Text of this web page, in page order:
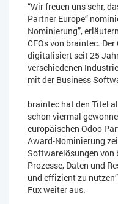
“Wir freuen uns sehr,
Partner Europe“
Nominierung”,
CEOs von braintec.
digitalisiert seit 25
verschiedenen
mit der Business
braintec hat den Titel
schon viermal
europäischen Odoo
Award-Nominierung
Softwarelösungen von
Prozesse, Daten und
und effizient zu
Fux weiter aus.